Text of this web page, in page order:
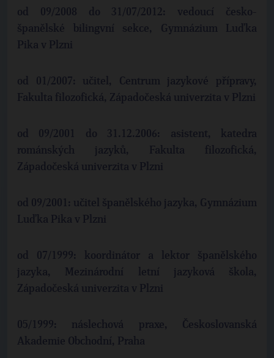
od 09/2008 do 31/07/2012: vedoucí česko-
španělské bilingvní sekce, Gymnázium Luďka
Pika v Plzni
od 01/2007: učitel, Centrum jazykové přípravy,
Fakulta filozofická, Západočeská univerzita v Plzni
od 09/2001 do 31.12.2006: asistent, katedra
románských jazyků, Fakulta filozofická,
Západočeská univerzita v Plzni
od 09/2001: učitel španělského jazyka, Gymnázium
Luďka Pika v Plzni
od 07/1999: koordinátor a lektor španělského
jazyka, Mezinárodní letní jazyková škola,
Západočeská univerzita v Plzni
05/1999: náslechová praxe, Českoslovanská
Akademie Obchodní, Praha